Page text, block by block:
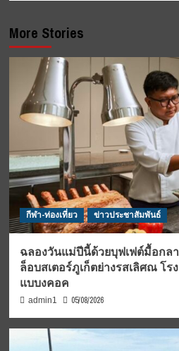
More Stories
กีฬา-ท่องเที่ยว ข่าวประชาสัมพันธ์
ฉลองวันแม่ปีนี้ด้วยบุฟเฟต์มื้อกล
ล็อบสเตอร์ภูเก็ตย่างรสเลิศณ โร
แบบงคอค
admin1 05/08/2026